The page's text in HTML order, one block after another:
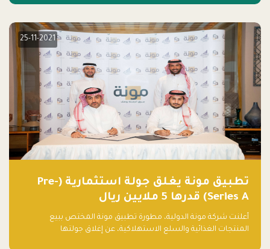
25-11-2021
تطبيق مونة يغلق جولة استثمارية (Pre-
Series A) قدرها 5 ملايين ريال
أعلنت شركة مونة الدولية، مطورة تطبيق مونة المختص ببيع
المنتجات الغذائية والسلع الاستهلاكية، عن إغلاق جولتها